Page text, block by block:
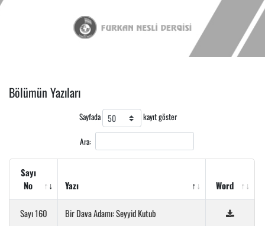
Bölümün Yazıları
Sayfada kayıt göster
Ara:
Sayı
No
Yazı Word
Sayı 160 Bir Dava Adamı: Seyyid Kutub